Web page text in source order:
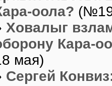
оола?
Ховалыг
Кара-
мая)
Сергей